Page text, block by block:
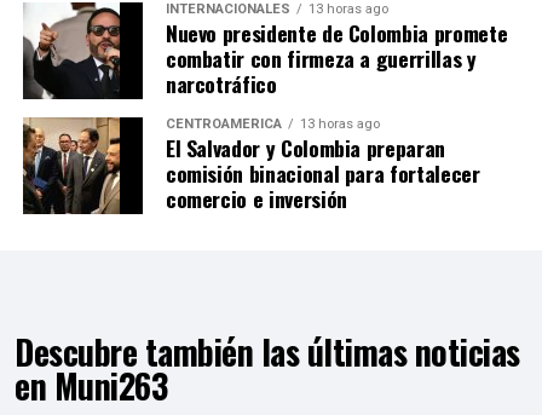
INTERNACIONALES 13 horas ago
Nuevo presidente de Colombia promete
combatir con firmeza a guerrillas y
narcotráfico
CENTROAMÉRICA 13 horas ago
El Salvador y Colombia preparan
comisión binacional para fortalecer
comercio e inversión
Descubre también las últimas noticias
en Muni263